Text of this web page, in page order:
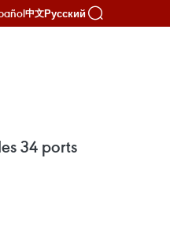
中文Русский
34 ports